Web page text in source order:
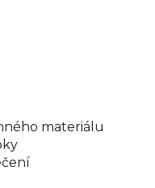
materiálu